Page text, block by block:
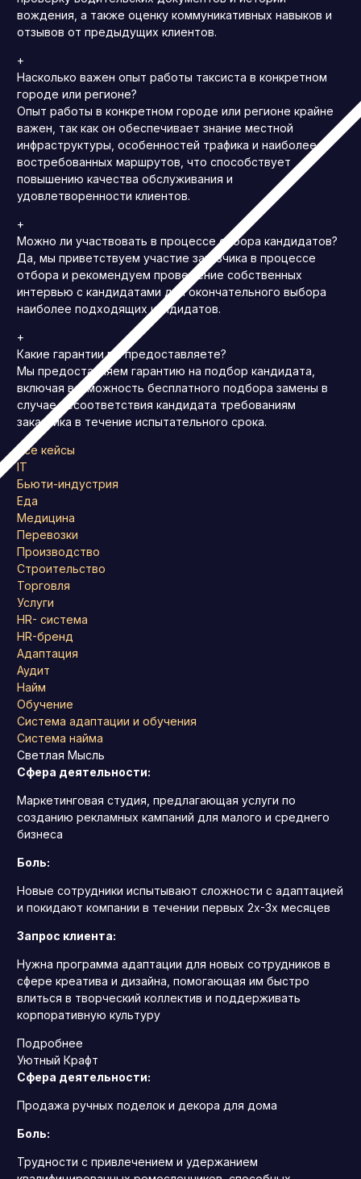
вождения, а также оценку коммуникативных навыков и
отзывов от предыдущих клиентов.
+
Насколько важен опыт работы таксиста в конкретном
городе или регионе?
Опыт работы в конкретном городе или регионе крайне
важен, так как он обеспечивает знание местной
инфраструктуры, особенностей трафика и наиболее
востребованных маршрутов, что способствует
повышению качества обслуживания и
удовлетворенности клиентов.
+
Можно ли участвовать в процессе отбора кандидатов?
Да, мы приветствуем участие заказчика в процессе
отбора и рекомендуем проведение собственных
интервью с кандидатами для окончательного выбора
наиболее подходящих кандидатов.
+
Какие гарантии вы предоставляете?
Мы предоставляем гарантию на подбор кандидата,
включая возможность бесплатного подбора замены в
случае несоответствия кандидата требованиям
заказчика в течение испытательного срока.
Все кейсы
IT
Бьюти-индустрия
Еда
Медицина
Перевозки
Производство
Строительство
Торговля
Услуги
HR- система
HR-бренд
Адаптация
Аудит
Найм
Обучение
Система адаптации и обучения
Система найма
Светлая Мысль
Сфера деятельности:
Маркетинговая студия, предлагающая услуги по
созданию рекламных кампаний для малого и среднего
бизнеса
Боль:
Новые сотрудники испытывают сложности с адаптацией
и покидают компании в течении первых 2х-3х месяцев
Запрос клиента:
Нужна программа адаптации для новых сотрудников в
сфере креатива и дизайна, помогающая им быстро
влиться в творческий коллектив и поддерживать
корпоративную культуру
Подробнее
Уютный Крафт
Сфера деятельности:
Продажа ручных поделок и декора для дома
Боль:
Трудности с привлечением и удержанием